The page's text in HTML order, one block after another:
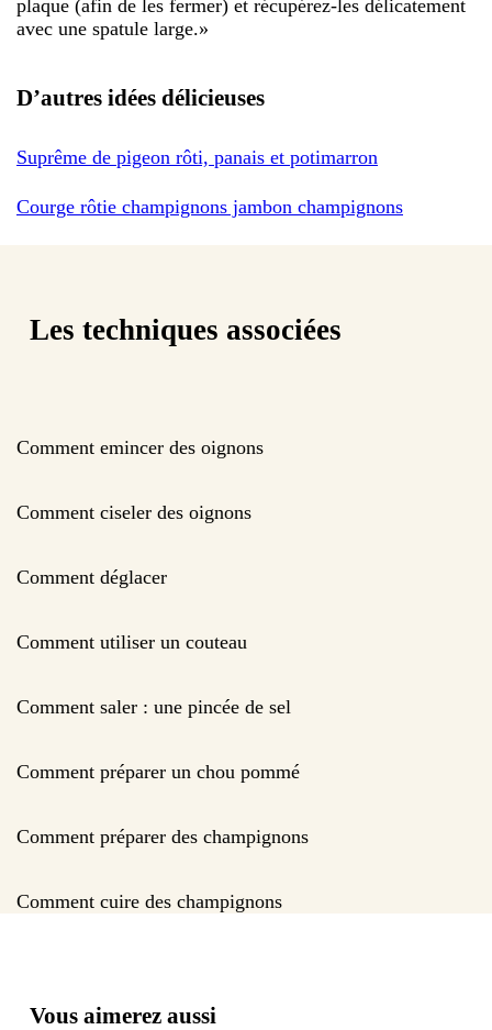
plaque (afin de les fermer) et récupérez-les délicatement
avec une spatule large.»
D’autres idées délicieuses
Suprême de pigeon rôti, panais et potimarron
Courge rôtie champignons jambon champignons
Les techniques associées
Comment emincer des oignons
Comment ciseler des oignons
Comment déglacer
Comment utiliser un couteau
Comment saler : une pincée de sel
Comment préparer un chou pommé
Comment préparer des champignons
Comment cuire des champignons
Vous aimerez aussi